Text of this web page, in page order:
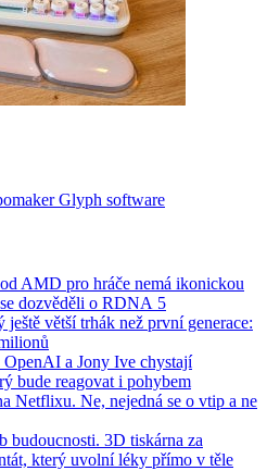
Glyph software
AMD pro hráče nemá ikonickou
dozvěděli o RDNA 5
větší trhák než první generace:
a Jony Ive chystají
bude reagovat i pohybem
Netflixu. Ne, nejedná se o vtip a ne
3D tiskárna za
který uvolní léky přímo v těle